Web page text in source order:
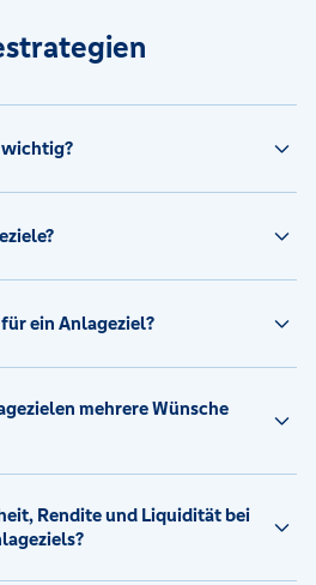
wichtig?
ein Anlageziel?
mehrere Wünsche
Rendite und Liquidität bei